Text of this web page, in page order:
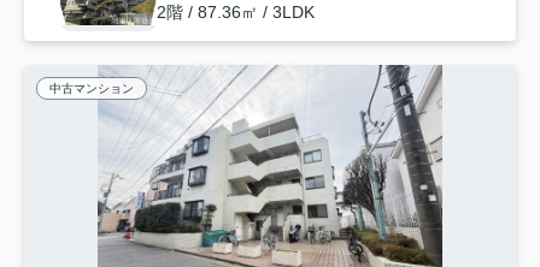
2階 / 87.36㎡ / 3LDK
中古マンション